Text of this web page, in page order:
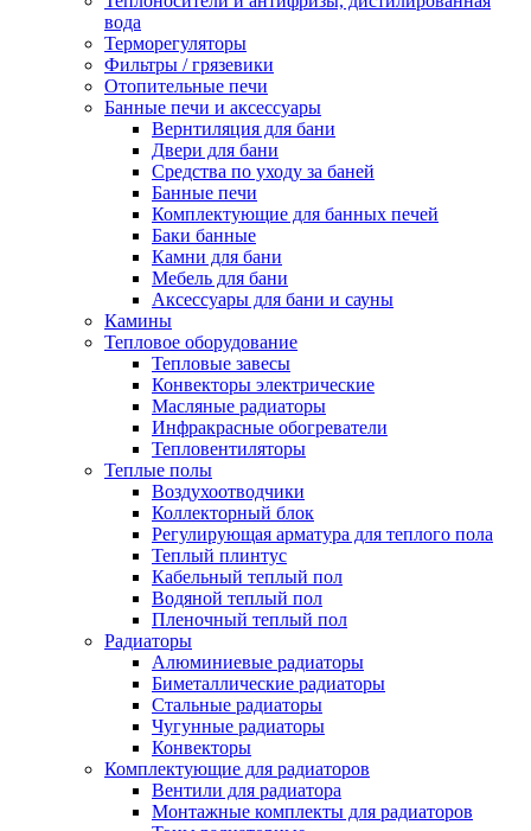
вода
Терморегуляторы
Фильтры / грязевики
Отопительные печи
Банные печи и аксессуары
Вернтиляция для бани
Двери для бани
Средства по уходу за баней
Банные печи
Комплектующие для банных печей
Баки банные
Камни для бани
Мебель для бани
Аксессуары для бани и сауны
Камины
Тепловое оборудование
Тепловые завесы
Конвекторы электрические
Масляные радиаторы
Инфракрасные обогреватели
Тепловентиляторы
Теплые полы
Воздухоотводчики
Коллекторный блок
Регулирующая арматура для теплого пола
Теплый плинтус
Кабельный теплый пол
Водяной теплый пол
Пленочный теплый пол
Радиаторы
Алюминиевые радиаторы
Биметаллические радиаторы
Стальные радиаторы
Чугунные радиаторы
Конвекторы
Комплектующие для радиаторов
Вентили для радиатора
Монтажные комплекты для радиаторов